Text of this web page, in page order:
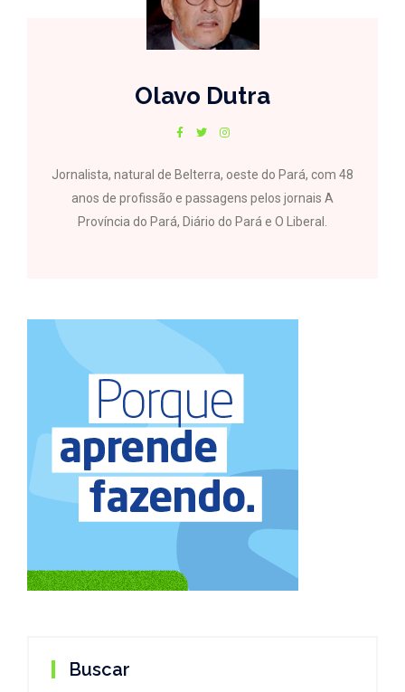
Olavo Dutra
Jornalista, natural de Belterra, oeste do Pará, com 48
anos de profissão e passagens pelos jornais A
Província do Pará, Diário do Pará e O Liberal.
Buscar